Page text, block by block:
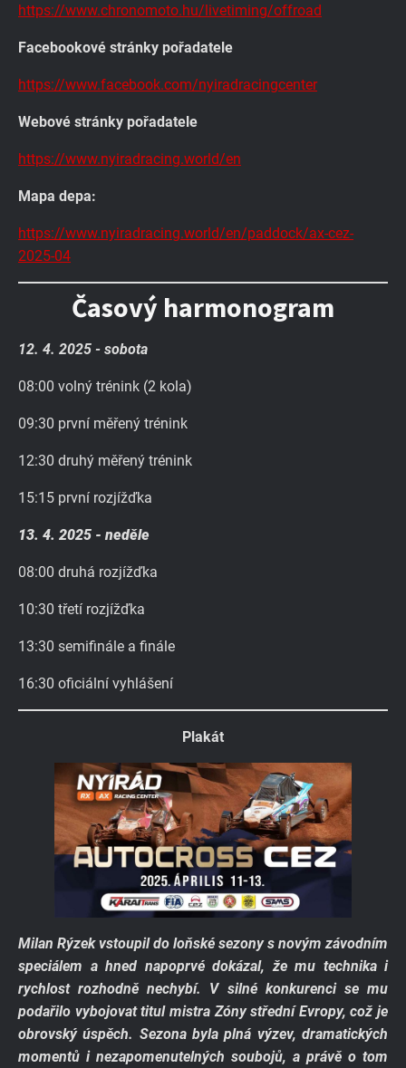
https://www.chronomoto.hu/livetiming/offroad
Facebookové stránky pořadatele
https://www.facebook.com/nyiradracingcenter
Webové stránky pořadatele
https://www.nyiradracing.world/en
Mapa depa:
https://www.nyiradracing.world/en/paddock/ax-cez-
2025-04
Časový harmonogram
12. 4. 2025 - sobota
08:00 volný trénink (2 kola)
09:30 první měřený trénink
12:30 druhý měřený trénink
15:15 první rozjížďka
13. 4. 2025 - neděle
08:00 druhá rozjížďka
10:30 třetí rozjížďka
13:30 semifinále a finále
16:30 oficiální vyhlášení
Plakát
Milan Rýzek vstoupil do loňské sezony s novým závodním
speciálem a hned napoprvé dokázal, že mu technika i
rychlost rozhodně nechybí. V silné konkurenci se mu
podařilo vybojovat titul mistra Zóny střední Evropy, což je
obrovský úspěch. Sezona byla plná výzev, dramatických
momentů i nezapomenutelných soubojů, a právě o tom